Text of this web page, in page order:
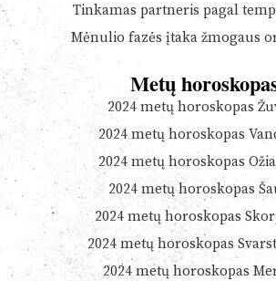
Tinkamas partneris pagal
Mėnulio fazės įtaka žmogaus
Metų
2024 metų horoskopas
2024 metų horoskopas
2024 metų horoskopas
2024 metų horoskopas
2024 metų horoskopas
2024 metų horoskopas
2024 metų horoskopas